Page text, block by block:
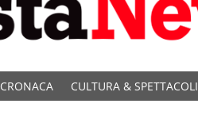
CRONACA CULTURA & SPETTACOLI